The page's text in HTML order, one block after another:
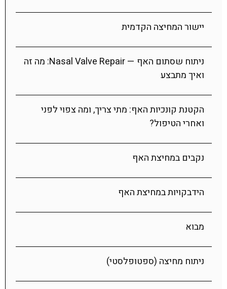
יישור המחיצה הקדמית
ניתוח שסתום האף — Nasal Valve Repair: מה זה
ואיך מתבצע
הקטנת קונכיות האף: מתי צריך, ומה צפוי לפני
ואחרי הטיפול?
נקבים במחיצת האף
הידבקויות במחיצת האף
מבוא
ניתוח מחיצה (ספטופלסטי)